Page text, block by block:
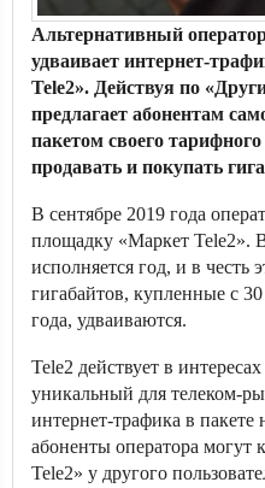
Альтернативный
удваивает интернет-
Tele2». Действуя по
предлагает абонентам
пакетом своего
продавать и покупать
В сентябре 2019 года
площадку «Маркет Tele2».
исполняется год, и в честь
гигабайтов, купленные с
года, удваиваются.
Tele2 действует в
уникальный для телеком-
интернет-трафика в пакете
абоненты оператора могут
Tele2» у другого